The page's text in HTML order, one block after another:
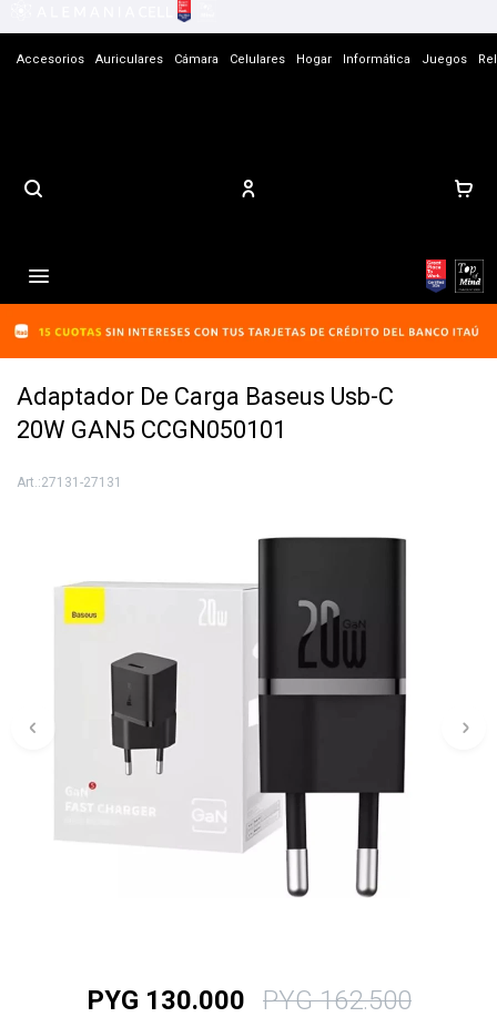
Accesorios Auriculares Cámara Celulares Hogar Informática Juegos

Adaptador De Carga Baseus Usb-C
20W GAN5 CCGN050101
27131-27131
PYG 130.000 PYG 162.500